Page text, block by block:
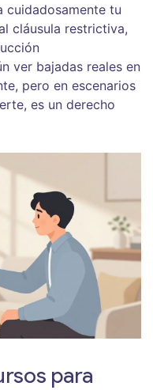
cuidadosamente tu
cláusula restrictiva,
ver bajadas reales en
pero en escenarios
es un derecho
para